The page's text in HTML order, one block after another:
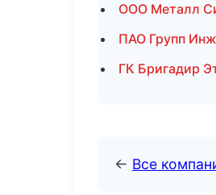
ООО Металл
ПАО Групп
ГК Бригадир
← Все